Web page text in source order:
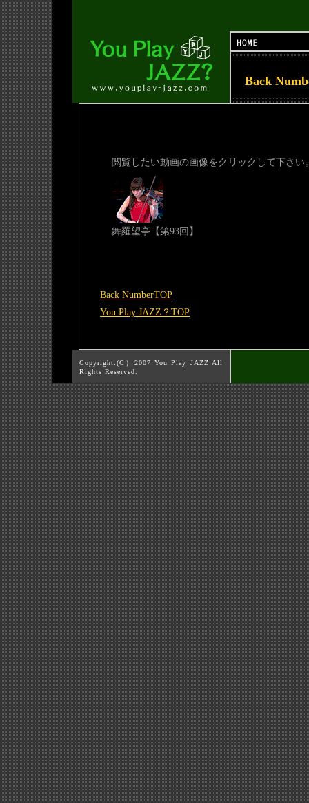
Back
閲覧したい動画の画像をクリックして下さい
舞羅望亭【第93回】
Back NumberTOP
You Play JAZZ？TOP
Copyright:(C）2007 You Play JAZZ All
Rights Reserved.